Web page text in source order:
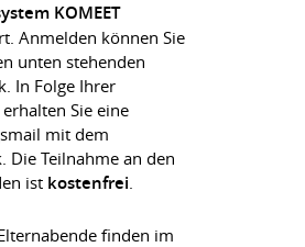
KOMEET
Anmelden können Sie
unten stehenden
In Folge Ihrer
Sie eine
mit dem
Die Teilnahme an den
ist kostenfrei.
finden im